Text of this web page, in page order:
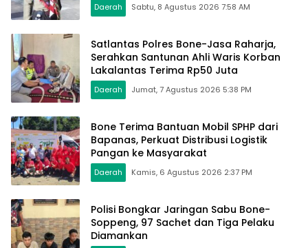
Daerah Sabtu, 8 Agustus 2026 7:58 AM
Satlantas Polres Bone-Jasa Raharja,
Serahkan Santunan Ahli Waris Korban
Lakalantas Terima Rp50 Juta
Daerah Jumat, 7 Agustus 2026 5:38 PM
Bone Terima Bantuan Mobil SPHP dari
Bapanas, Perkuat Distribusi Logistik
Pangan ke Masyarakat
Daerah Kamis, 6 Agustus 2026 2:37 PM
Polisi Bongkar Jaringan Sabu Bone-
Soppeng, 97 Sachet dan Tiga Pelaku
Diamankan